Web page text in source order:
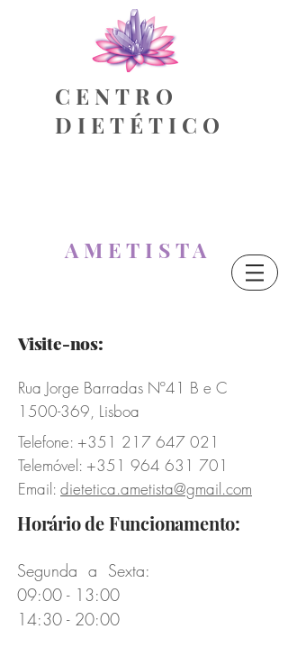
CENTRO
DIETÉTICO
AMETISTA
Visite-nos:
Rua Jorge Barradas Nº41 B e C
1500-369, Lisboa
Telefone: +351 217 647 021
Telemóvel: +351 964 631 701
Email: dietetica.ametista@gmail.com
Horário de Funcionamento:
Segunda a Sexta:
09:00 - 13:00
14:30 - 20:00